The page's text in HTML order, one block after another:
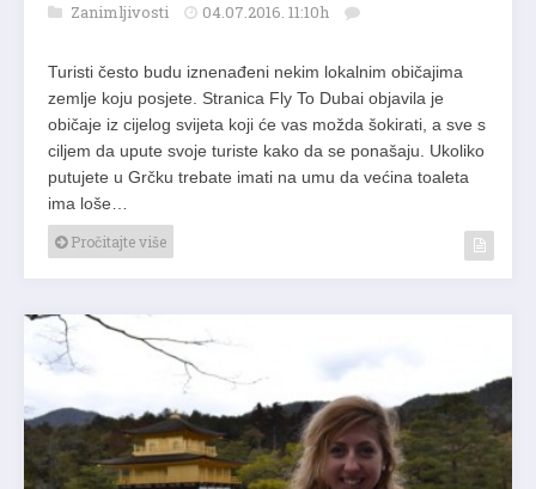
Zanimljivosti 04.07.2016. 11:10h
Turisti često budu iznenađeni nekim lokalnim običajima
zemlje koju posjete. Stranica Fly To Dubai objavila je
običaje iz cijelog svijeta koji će vas možda šokirati, a sve s
ciljem da upute svoje turiste kako da se ponašaju. Ukoliko
putujete u Grčku trebate imati na umu da većina toaleta
ima loše…
Pročitajte više